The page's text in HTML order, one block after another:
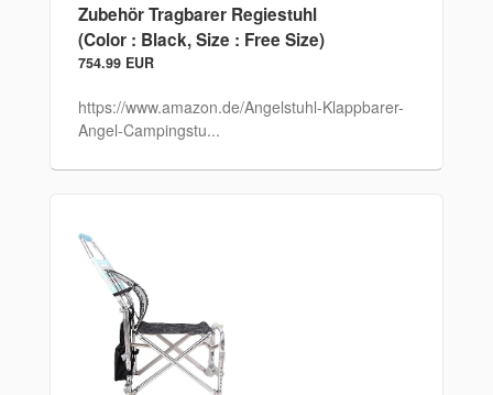
Zubehör Tragbarer Regiestuhl
(Color : Black, Size : Free Size)
754.99 EUR
https://www.amazon.de/Angelstuhl-Klappbarer-
Angel-Campingstu...